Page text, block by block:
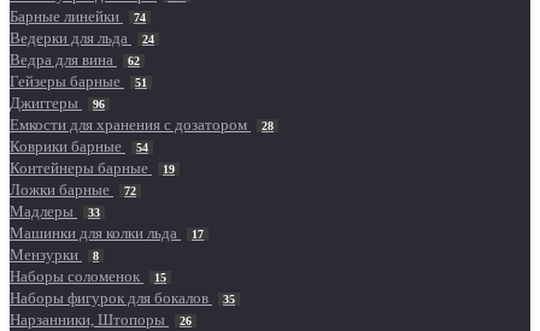
Барные линейки 74
Ведерки для льда 24
Ведра для вина 62
Гейзеры барные 51
Джиггеры 96
Емкости для хранения с дозатором 28
Коврики барные 54
Контейнеры барные 19
Ложки барные 72
Мадлеры 33
Машинки для колки льда 17
Мензурки 8
Наборы соломенок 15
Наборы фигурок для бокалов 35
Нарзанники, Штопоры 26